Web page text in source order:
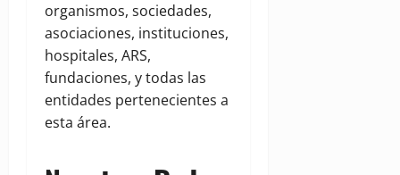
organismos, sociedades,
asociaciones, instituciones,
hospitales, ARS,
fundaciones, y todas las
entidades pertenecientes a
esta área.